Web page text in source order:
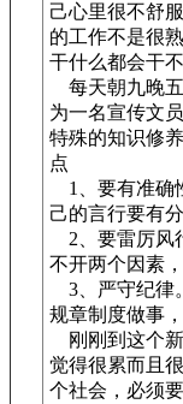
己心里很不舒
的工作不是很
干什么都会干不
每天朝九晚五
为一名宣传文
特殊的知识修
点
1、要有准确
己的言行要有分
2、要雷厉风
不开两个因素
3、严守纪律
规章制度做事
刚刚到这个新
觉得很累而且
个社会，必须